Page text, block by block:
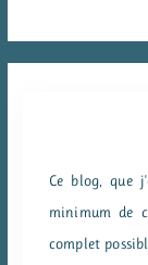
Ce blog, que
minimum de
complet